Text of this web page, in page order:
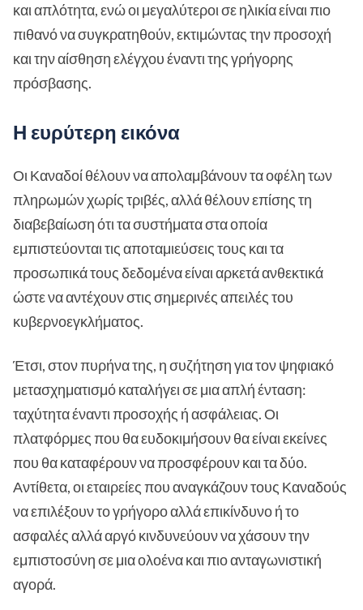
και απλότητα, ενώ οι μεγαλύτεροι σε ηλικία είναι πιο
πιθανό να συγκρατηθούν, εκτιμώντας την προσοχή
και την αίσθηση ελέγχου έναντι της γρήγορης
πρόσβασης.
Η ευρύτερη εικόνα
Οι Καναδοί θέλουν να απολαμβάνουν τα οφέλη των
πληρωμών χωρίς τριβές, αλλά θέλουν επίσης τη
διαβεβαίωση ότι τα συστήματα στα οποία
εμπιστεύονται τις αποταμιεύσεις τους και τα
προσωπικά τους δεδομένα είναι αρκετά ανθεκτικά
ώστε να αντέχουν στις σημερινές απειλές του
κυβερνοεγκλήματος.
Έτσι, στον πυρήνα της, η συζήτηση για τον ψηφιακό
μετασχηματισμό καταλήγει σε μια απλή ένταση:
ταχύτητα έναντι προσοχής ή ασφάλειας. Οι
πλατφόρμες που θα ευδοκιμήσουν θα είναι εκείνες
που θα καταφέρουν να προσφέρουν και τα δύο.
Αντίθετα, οι εταιρείες που αναγκάζουν τους Καναδούς
να επιλέξουν το γρήγορο αλλά επικίνδυνο ή το
ασφαλές αλλά αργό κινδυνεύουν να χάσουν την
εμπιστοσύνη σε μια ολοένα και πιο ανταγωνιστική
αγορά.